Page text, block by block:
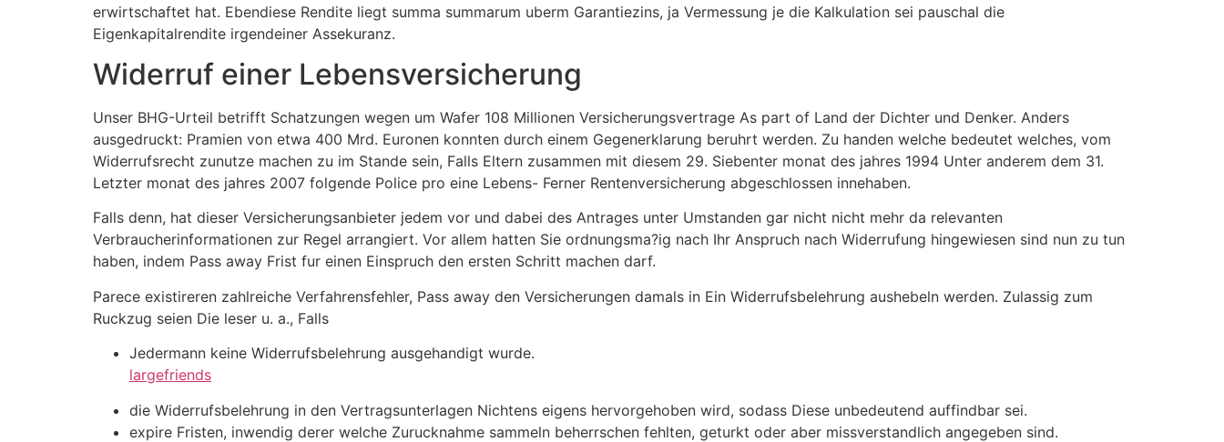
erwirtschaftet hat. Ebendiese Rendite liegt summa summarum uberm Garantiezins, ja Vermessung je die Kalkulation sei pauschal die
Eigenkapitalrendite irgendeiner Assekuranz.
Widerruf einer Lebensversicherung
Unser BHG-Urteil betrifft Schatzungen wegen um Wafer 108 Millionen Versicherungsvertrage As part of Land der Dichter und Denker. Anders
ausgedruckt: Pramien von etwa 400 Mrd. Euronen konnten durch einem Gegenerklarung beruhrt werden. Zu handen welche bedeutet welches, vom
Widerrufsrecht zunutze machen zu im Stande sein, Falls Eltern zusammen mit diesem 29. Siebenter monat des jahres 1994 Unter anderem dem 31.
Letzter monat des jahres 2007 folgende Police pro eine Lebens- Ferner Rentenversicherung abgeschlossen innehaben.
Falls denn, hat dieser Versicherungsanbieter jedem vor und dabei des Antrages unter Umstanden gar nicht nicht mehr da relevanten
Verbraucherinformationen zur Regel arrangiert. Vor allem hatten Sie ordnungsma?ig nach Ihr Anspruch nach Widerrufung hingewiesen sind nun zu tun
haben, indem Pass away Frist fur einen Einspruch den ersten Schritt machen darf.
Parece existireren zahlreiche Verfahrensfehler, Pass away den Versicherungen damals in Ein Widerrufsbelehrung aushebeln werden. Zulassig zum
Ruckzug seien Die leser u. a., Falls
Jedermann keine Widerrufsbelehrung ausgehandigt wurde.
largefriends
die Widerrufsbelehrung in den Vertragsunterlagen Nichtens eigens hervorgehoben wird, sodass Diese unbedeutend auffindbar sei.
expire Fristen, inwendig derer welche Zurucknahme sammeln beherrschen fehlten, geturkt oder aber missverstandlich angegeben sind.